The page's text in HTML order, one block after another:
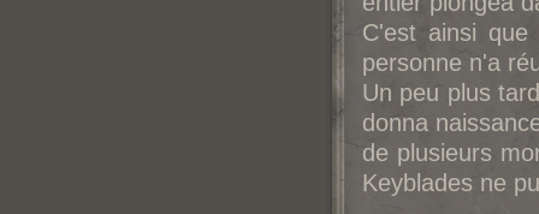
C'est ainsi
personne n'a
Un peu plus
donna
de plusieurs
Keyblades ne